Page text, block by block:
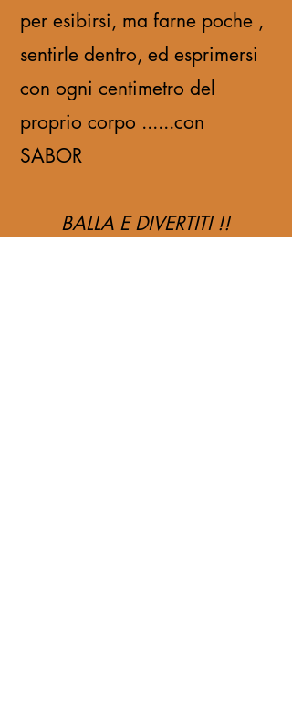
per esibirsi, ma farne poche ,
sentirle dentro, ed esprimersi
con ogni centimetro del
proprio corpo ......con
SABOR
BALLA E DIVERTITI !!